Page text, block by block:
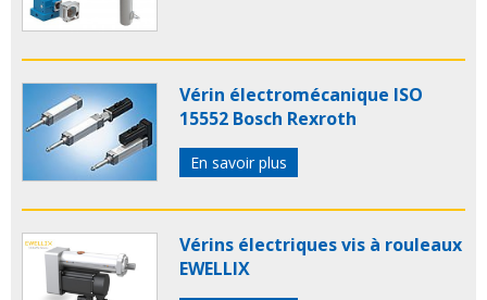
Vérin électromécanique ISO
15552 Bosch Rexroth
En savoir plus
Vérins électriques vis à rouleaux
EWELLIX